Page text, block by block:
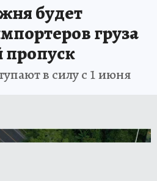
будет
груза
пропуск
в силу с 1 июня